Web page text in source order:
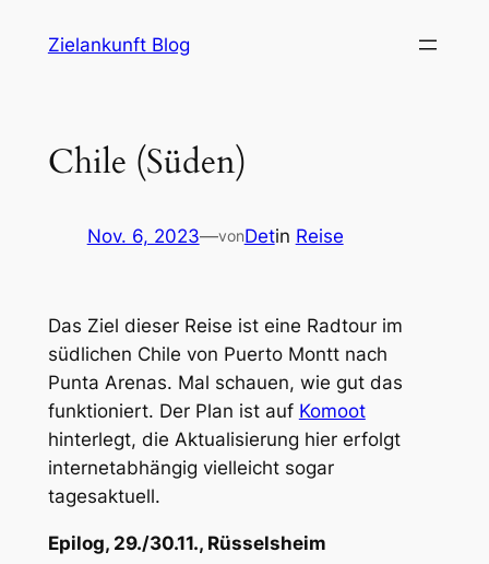
InhaltZielankunft Blog
Chile (Süden)
Nov. 6, 2023—vonDetin Reise
Das Ziel dieser Reise ist eine Radtour im
südlichen Chile von Puerto Montt nach
Punta Arenas. Mal schauen, wie gut das
funktioniert. Der Plan ist auf Komoot
hinterlegt, die Aktualisierung hier erfolgt
internetabhängig vielleicht sogar
tagesaktuell.
Epilog, 29./30.11., Rüsselsheim